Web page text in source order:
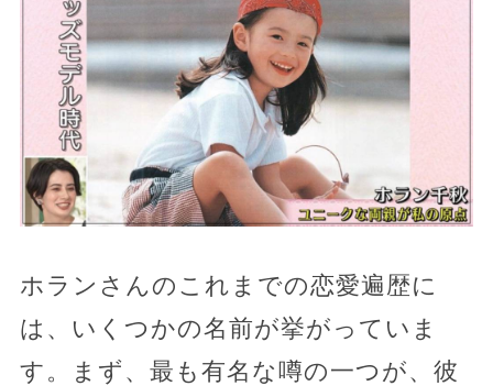
ホランさんのこれまでの恋愛遍歴に
は、いくつかの名前が挙がっていま
す。まず、最も有名な噂の一つが、彼